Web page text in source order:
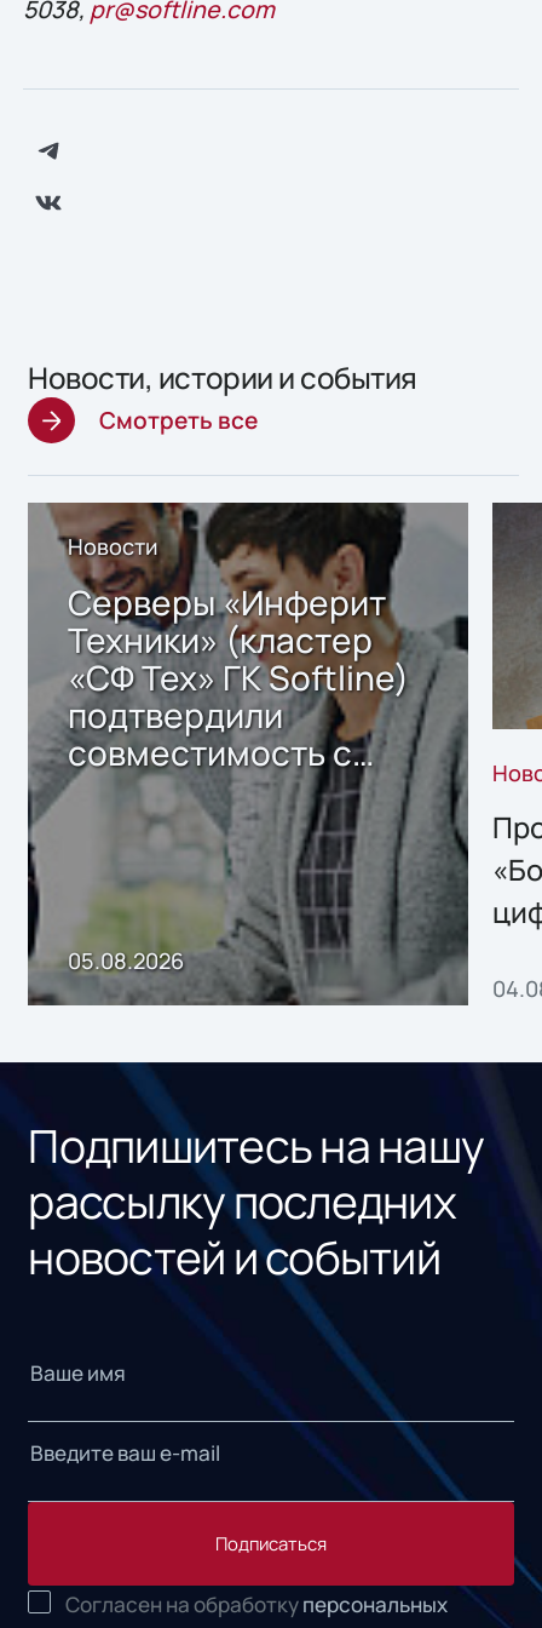
5038, pr@softline.com
Новости, истории и события
Смотреть все
Новости
Серверы «Инферит
Техники» (кластер
«СФ Тех» ГК Softline)
подтвердили
совместимость с
решением Sharx
Storage 2.x для
хранения данных
05.08.2026
Подпишитесь на нашу
рассылку последних
новостей и событий
Подписаться
Согласен на обработкуперсональных